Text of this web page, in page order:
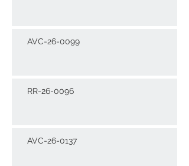
AVC-26-0099
RR-26-0096
AVC-26-0137